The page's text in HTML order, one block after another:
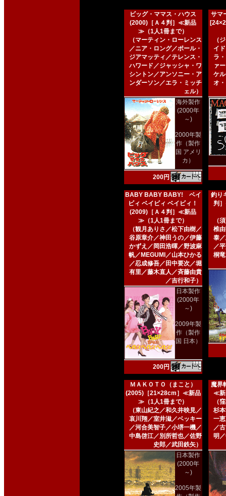
ビッグ・ママス・ハウス
(2000)［Ａ４判］≪新品
≫（1人1冊まで）
（マーティン・ローレンス
／ニア・ロング／ポール・
ジアマッティ／テレンス・
ハワード／ジャッシャ・ワ
シントン／アンソニー・ア
ンダーソン／エラ・ミッチ
ェル）
海外製作
(2000年
～)
2000年製
作（製作
国 アメリ
カ）
200円
サマ
（
イ
ラ
ァ
ケ
オ
BABY BABY BABY! ベイ
ビィ ベイビィ ベイビィ！
(2009)［Ａ４判］≪新品
≫（1人1冊まで）
（観月ありさ／松下由樹／
谷原章介／神田うの／伊藤
かずえ／岡田浩暉／野波麻
帆／MEGUMI／山本ひかる
／忍成修吾／田中要次／堀
有里／藤木直人／斉藤由貴
／吉行和子）
日本製作
(2000年
～)
2009年製
作（製作
国 日本）
200円
釣り
判
（
椎
泰
／
桐
ＭＡＫＯＴＯ（まこと）
(2005)［21×28cm］≪新品
≫（1人1冊まで）
（東山紀之／和久井映見／
哀川翔／室井滋／ベッキー
／河合美智子／小堺一機／
中島啓江／別所哲也／佐野
史郎／武田鉄矢）
日本製作
(2000年
～)
2005年製
魔界
≪新
（
杉
一
／
明